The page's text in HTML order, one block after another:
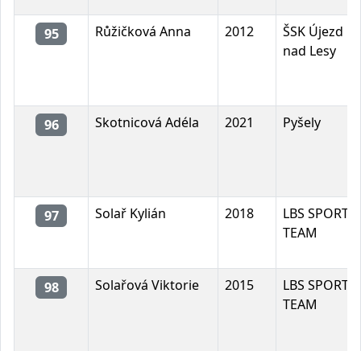
95 Růžičková Anna 2012
ŠSK Újezd
nad Lesy
96 Skotnicová Adéla 2021 Pyšely
97 Solař Kylián 2018
LBS SPORT
TEAM
98 Solařová Viktorie 2015
LBS SPORT
TEAM